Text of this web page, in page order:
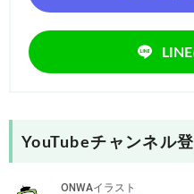
YouTubeチャンネル